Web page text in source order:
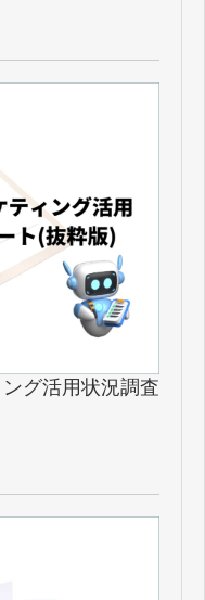
グ活用状況調査